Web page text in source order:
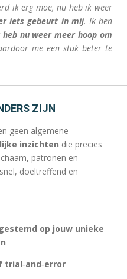
ik erg moe, nu heb ik weer
iets gebeurt in mij. Ik ben
heb nu weer meer hoop om
me een stuk beter te
ZIJN
geen algemene
inzichten die precies
patronen en
doeltreffend en
op jouw unieke